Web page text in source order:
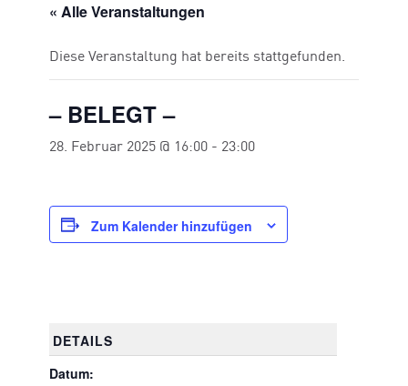
« Alle Veranstaltungen
Diese Veranstaltung hat bereits stattgefunden.
– BELEGT –
28. Februar 2025 @ 16:00 - 23:00
Zum Kalender hinzufügen
DETAILS
Datum: